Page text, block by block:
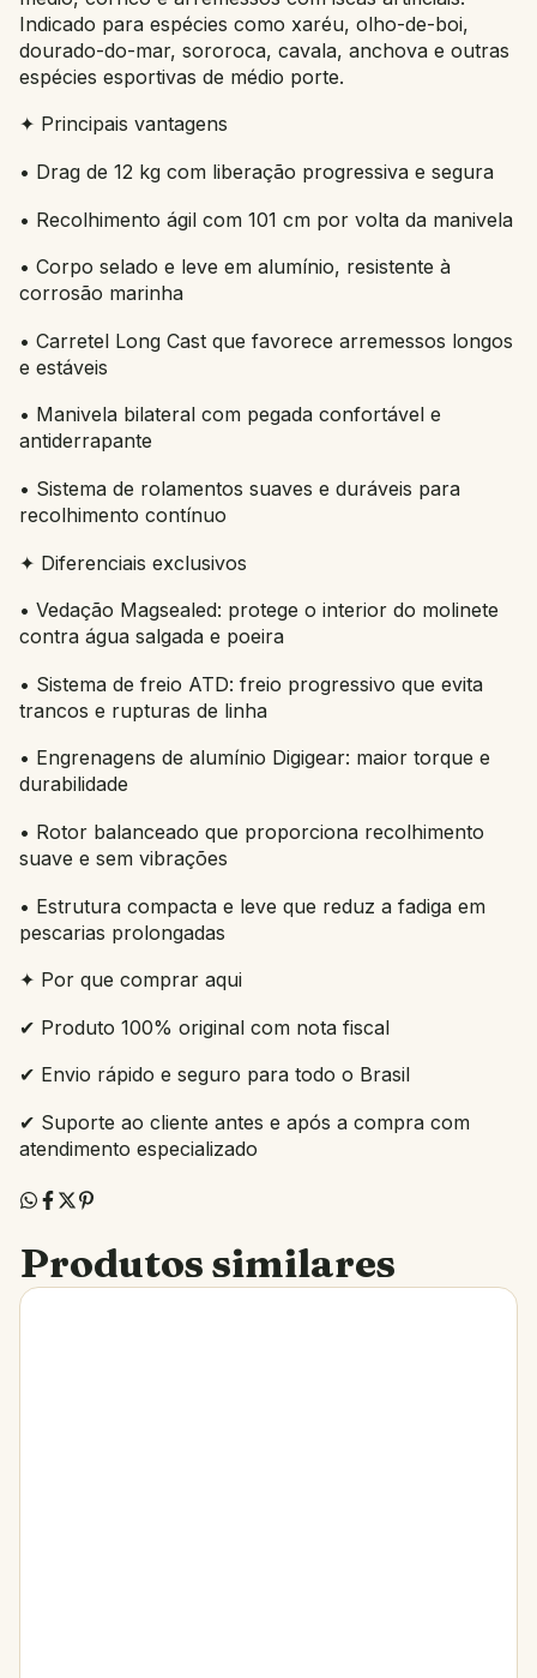
Indicado para espécies como xaréu, olho-de-boi,
dourado-do-mar, sororoca, cavala, anchova e outras
espécies esportivas de médio porte.
✦ Principais vantagens
• Drag de 12 kg com liberação progressiva e segura
• Recolhimento ágil com 101 cm por volta da manivela
• Corpo selado e leve em alumínio, resistente à
corrosão marinha
• Carretel Long Cast que favorece arremessos longos
e estáveis
• Manivela bilateral com pegada confortável e
antiderrapante
• Sistema de rolamentos suaves e duráveis para
recolhimento contínuo
✦ Diferenciais exclusivos
• Vedação Magsealed: protege o interior do molinete
contra água salgada e poeira
• Sistema de freio ATD: freio progressivo que evita
trancos e rupturas de linha
• Engrenagens de alumínio Digigear: maior torque e
durabilidade
• Rotor balanceado que proporciona recolhimento
suave e sem vibrações
• Estrutura compacta e leve que reduz a fadiga em
pescarias prolongadas
✦ Por que comprar aqui
✔ Produto 100% original com nota fiscal
✔ Envio rápido e seguro para todo o Brasil
✔ Suporte ao cliente antes e após a compra com
atendimento especializado
Produtos similares